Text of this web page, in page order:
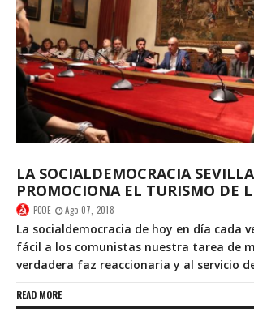
LA SOCIALDEMOCRACIA
PROMOCIONA EL TURISMO DE
PCOE Ago 07, 2018
La socialdemocracia de hoy en día cada
fácil a los comunistas nuestra tarea de
verdadera faz reaccionaria y al servicio
READ MORE